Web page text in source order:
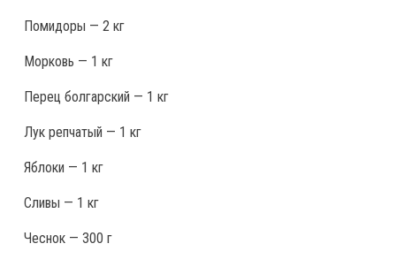
Помидоры — 2 кг
Морковь — 1 кг
Перец болгарский — 1 кг
Лук репчатый — 1 кг
Яблоки — 1 кг
Сливы — 1 кг
Чеснок — 300 г